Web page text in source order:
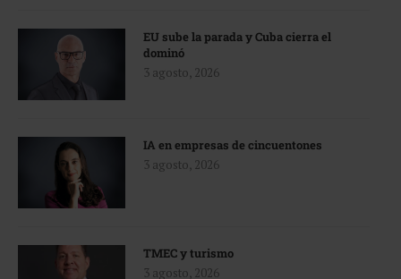
EU sube la parada y Cuba cierra el
dominó
3 agosto, 2026
IA en empresas de cincuentones
3 agosto, 2026
TMEC y turismo
3 agosto, 2026